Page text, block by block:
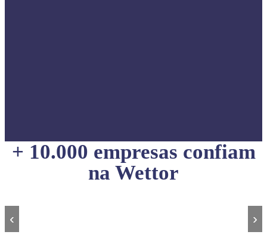
+ 10.000 empresas confiam
na Wettor
‹ ›